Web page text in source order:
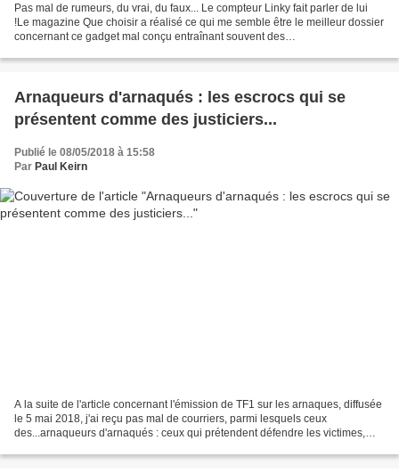
Pas mal de rumeurs, du vrai, du faux... Le compteur Linky fait parler de lui
!Le magazine Que choisir a réalisé ce qui me semble être le meilleur dossier
concernant ce gadget mal conçu entraînant souvent des
Arnaqueurs d'arnaqués : les escrocs qui se
présentent comme des justiciers...
Publié le 08/05/2018 à 15:58
Par Paul Keirn
A la suite de l'article concernant l'émission de TF1 sur les arnaques, diffusée
le 5 mai 2018, j'ai reçu pas mal de courriers, parmi lesquels ceux
des...arnaqueurs d'arnaqués : ceux qui prétendent défendre les victimes,